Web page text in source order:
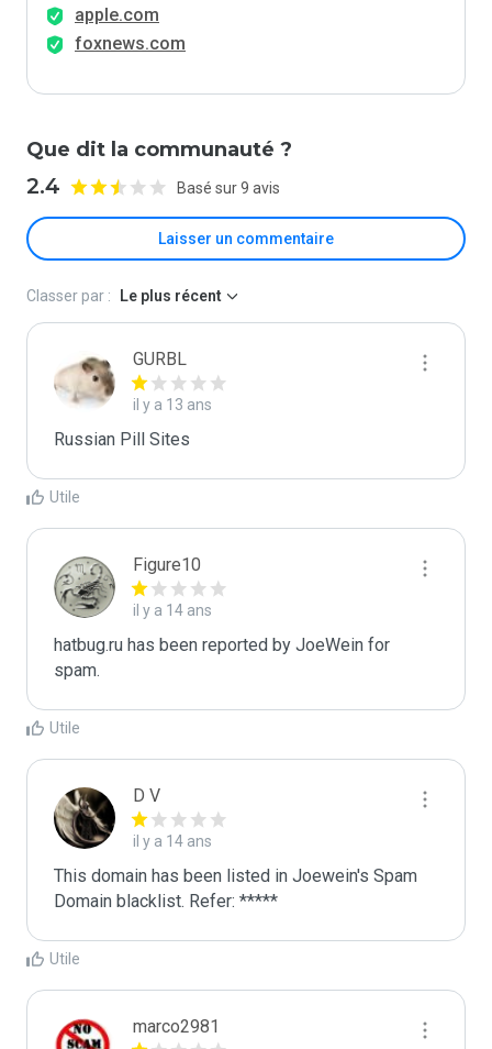
apple.com
foxnews.com
Que dit la communauté ?
2.4 Basé sur 9 avis
Laisser un commentaire
Classer par : Le plus récent
GURBL
il y a 13 ans
Russian Pill Sites
Utile
Figure10
il y a 14 ans
hatbug.ru has been reported by JoeWein for
spam.
Utile
D V
il y a 14 ans
This domain has been listed in Joewein's Spam
Domain blacklist. Refer: *****
Utile
marco2981